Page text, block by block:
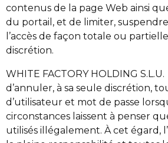
contenus de la page Web ainsi
du portail, et de limiter,
l’accès de façon totale ou
discrétion.
WHITE FACTORY HOLDING
d’annuler, à sa seule discrétion,
d’utilisateur et mot de passe
circonstances laissent à penser
utilisés illégalement. À cet égard,